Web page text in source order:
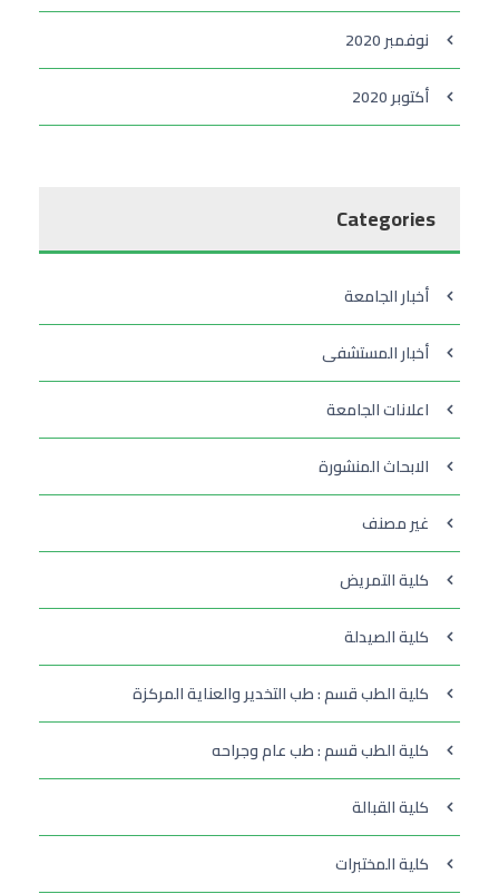
نوفمبر 2020
أكتوبر 2020
Categories
أخبار الجامعة
أخبار المستشفى
اعلانات الجامعة
الابحاث المنشورة
غير مصنف
كلية التمريض
كلية الصيدلة
كلية الطب قسم : طب التخدير والعناية المركزة
كلية الطب قسم : طب عام وجراحه
كلية القبالة
كلية المختبرات